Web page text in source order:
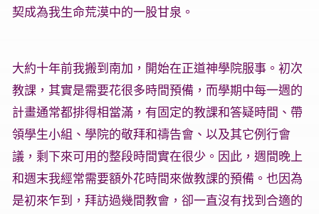
契成為我生命荒漠中的一股甘泉。
大約十年前我搬到南加，開始在正道神學院服事。初次
教課，其實是需要花很多時間預備，而學期中每一週的
計畫通常都排得相當滿，有固定的教課和答疑時間、帶
領學生小組、學院的敬拜和禱告會、以及其它例行會
議，剩下來可用的整段時間實在很少。因此，週間晚上
和週末我經常需要額外花時間來做教課的預備。也因為
是初來乍到，拜訪過幾間教會，卻一直沒有找到合適的